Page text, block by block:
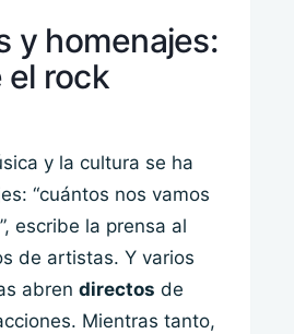
y homenajes:
el rock
y la cultura se ha
“cuántos nos vamos
escribe la prensa al
de artistas. Y varios
abren directos de
Mientras tanto,